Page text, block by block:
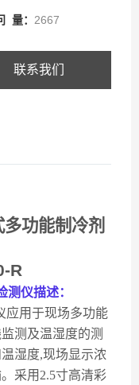
，取得了多项软件
JK50可以检测管道
色和掉漆。
量： 2667
联系我们
多功能制冷剂
R
仪描述：
应用于现场多功能
测及温湿度的测
湿度,现场显示浓
采用 2.5寸高清彩